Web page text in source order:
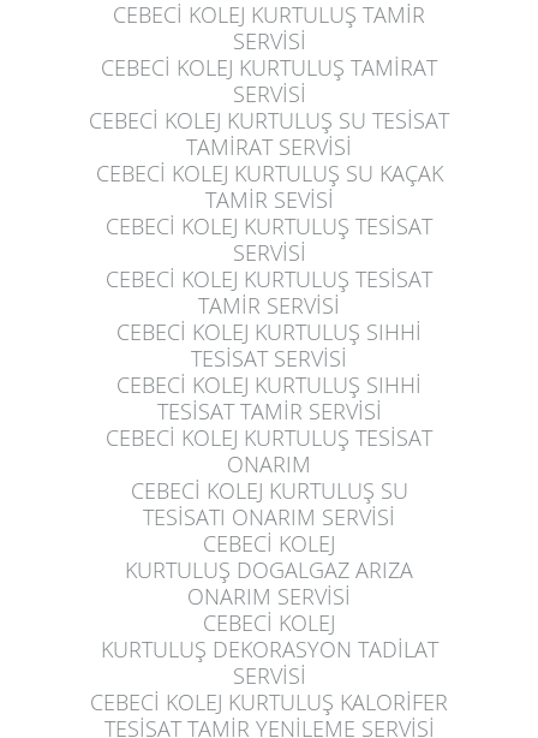
CEBECİ KOLEJ KURTULUŞ TAMİR
SERVİSİ
CEBECİ KOLEJ KURTULUŞ TAMİRAT
SERVİSİ
CEBECİ KOLEJ KURTULUŞ SU TESİSAT
TAMİRAT SERVİSİ
CEBECİ KOLEJ KURTULUŞ SU KAÇAK
TAMİR SEVİSİ
CEBECİ KOLEJ KURTULUŞ TESİSAT
SERVİSİ
CEBECİ KOLEJ KURTULUŞ TESİSAT
TAMİR SERVİSİ
CEBECİ KOLEJ KURTULUŞ SIHHİ
TESİSAT SERVİSİ
CEBECİ KOLEJ KURTULUŞ SIHHİ
TESİSAT TAMİR SERVİSİ
CEBECİ KOLEJ KURTULUŞ TESİSAT
ONARIM
CEBECİ KOLEJ KURTULUŞ SU
TESİSATI ONARIM SERVİSİ
CEBECİ KOLEJ
KURTULUŞ DOGALGAZ ARIZA
ONARIM SERVİSİ
CEBECİ KOLEJ
KURTULUŞ DEKORASYON TADİLAT
SERVİSİ
CEBECİ KOLEJ KURTULUŞ KALORİFER
TESİSAT TAMİR YENİLEME SERVİSİ